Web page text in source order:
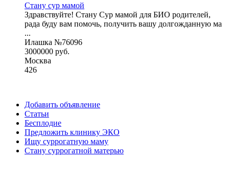
Стану сур мамой
Здравствуйте! Стану Сур мамой для БИО родителей,
рада буду вам помочь, получить вашу долгожданную ма
...
Илашка №76096
3000000 руб.
Москва
426
Добавить объявление
Статьи
Бесплодие
Предложить клинику ЭКО
Ищу суррогатную маму
Стану суррогатной матерью